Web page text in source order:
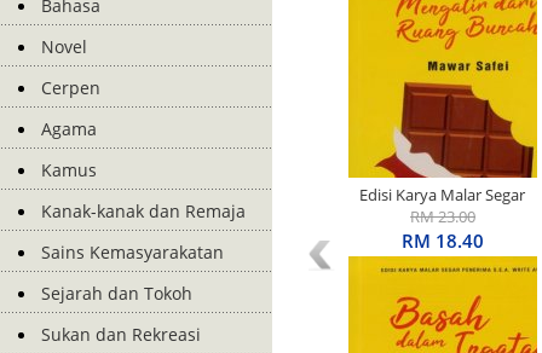
Bahasa
Novel
Cerpen
Agama
Kamus
Kanak-kanak dan Remaja
Sains Kemasyarakatan
Sejarah dan Tokoh
Sukan dan Rekreasi
Edisi Karya Malar Segar
Penerima S.E.A. Write
Award: Kumpulan Cerpen:
Dan Coklat Mengalir Dari
Ruang Buncah
RM 23.00
RM 18.40